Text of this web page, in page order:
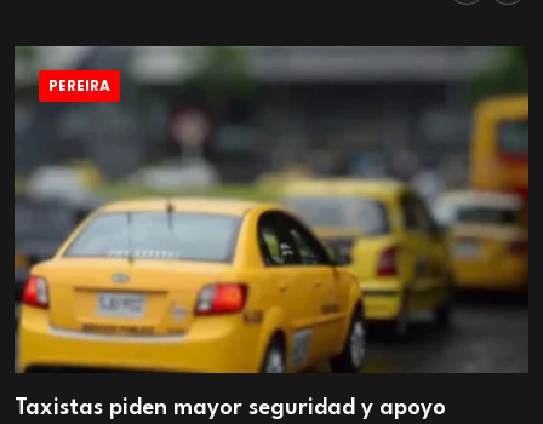
PEREIRA
Taxistas piden mayor seguridad y apoyo